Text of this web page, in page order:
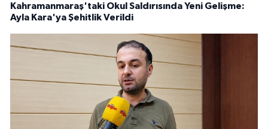
Kahramanmaraş'taki Okul Saldırısında Yeni Gelişme:
Ayla Kara'ya Şehitlik Verildi